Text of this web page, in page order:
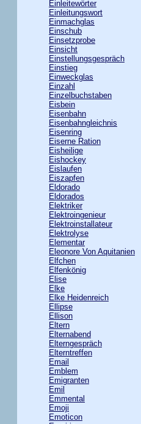
Einleitewörter
Einleitungswort
Einmachglas
Einschub
Einsetzprobe
Einsicht
Einstellungsgespräch
Einstieg
Einweckglas
Einzahl
Einzelbuchstaben
Eisbein
Eisenbahn
Eisenbahngleichnis
Eisenring
Eiserne Ration
Eisheilige
Eishockey
Eislaufen
Eiszapfen
Eldorado
Eldorados
Elektriker
Elektroingenieur
Elektroinstallateur
Elektrolyse
Elementar
Eleonore Von Aquitanien
Elfchen
Elfenkönig
Elise
Elke
Elke Heidenreich
Ellipse
Ellison
Eltern
Elternabend
Elterngespräch
Elterntreffen
Email
Emblem
Emigranten
Emil
Emmental
Emoji
Emoticon